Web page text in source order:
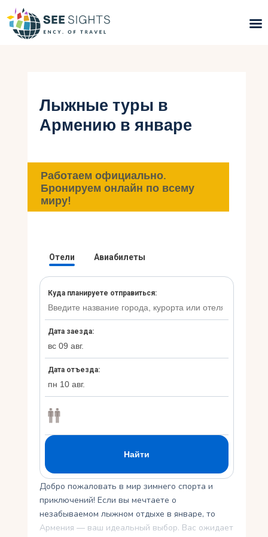
Горящие туры
Типы Туров
Инфо
Блог
Укр
Лыжные туры в
Армению в январе
Работаем официально.
Бронируем онлайн по всему
миру!
Добро пожаловать в мир зимнего спорта и
приключений! Если вы мечтаете о
незабываемом лыжном отдыхе в январе, то
Армения — ваш идеальный выбор. Вас ожидает